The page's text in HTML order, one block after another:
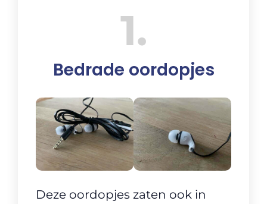
1
Bedrade oordopjes
Deze oordopjes zaten ook in